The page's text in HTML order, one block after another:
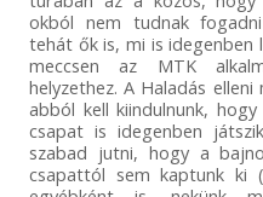
okból nem tudnak
tehát ők is, mi is idegenben
meccsen az MTK
helyzethez. A Haladás
abból kell kiindulnunk,
csapat is idegenben
szabad jutni, hogy a
csapattól sem kaptunk ki